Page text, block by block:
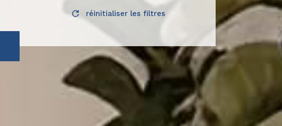
réinitialiser les filtres